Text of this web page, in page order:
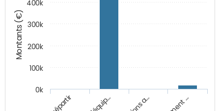
Montants (€)
0k
100k
200k
300k
400k